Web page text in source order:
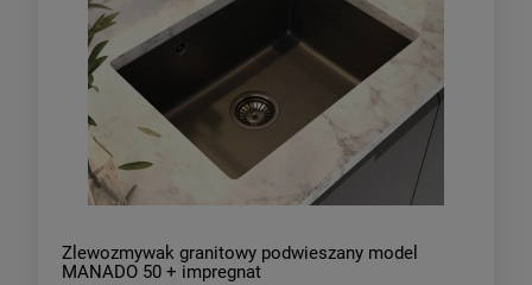
Zlewozmywak granitowy podwieszany model
MANADO 50 + impregnat